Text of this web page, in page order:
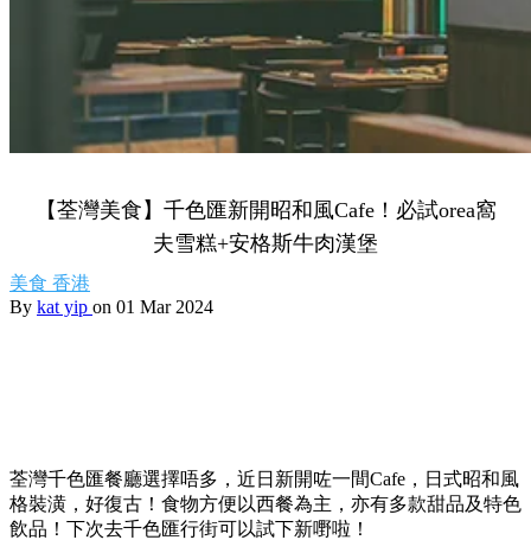
【荃灣美食】千色匯新開昭和風Cafe！必試orea窩
夫雪糕+安格斯牛肉漢堡
美食 香港
By kat yip on 01 Mar 2024
荃灣千色匯餐廳選擇唔多，近日新開咗一間Cafe，日式昭和風
格裝潢，好復古！食物方便以西餐為主，亦有多款甜品及特色
飲品！下次去千色匯行街可以試下新嘢啦！